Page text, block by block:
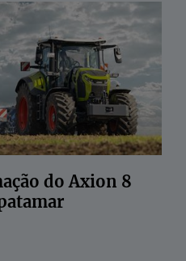
do Axion 8